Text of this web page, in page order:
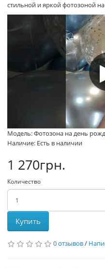
стильной и яркой фотозоной
Модель: Фотозона на день
Наличие: Есть в наличии
1 270грн.
Количество
Купить
0 отзывов/